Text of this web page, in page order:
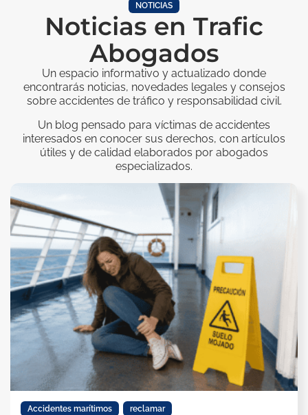
NOTICIAS
Noticias en Trafic
Abogados
Un espacio informativo y actualizado donde
encontrarás noticias, novedades legales y consejos
sobre accidentes de tráfico y responsabilidad civil.
Un blog pensado para víctimas de accidentes
interesados en conocer sus derechos, con artículos
útiles y de calidad elaborados por abogados
especializados.
Accidentes marítimos reclamar